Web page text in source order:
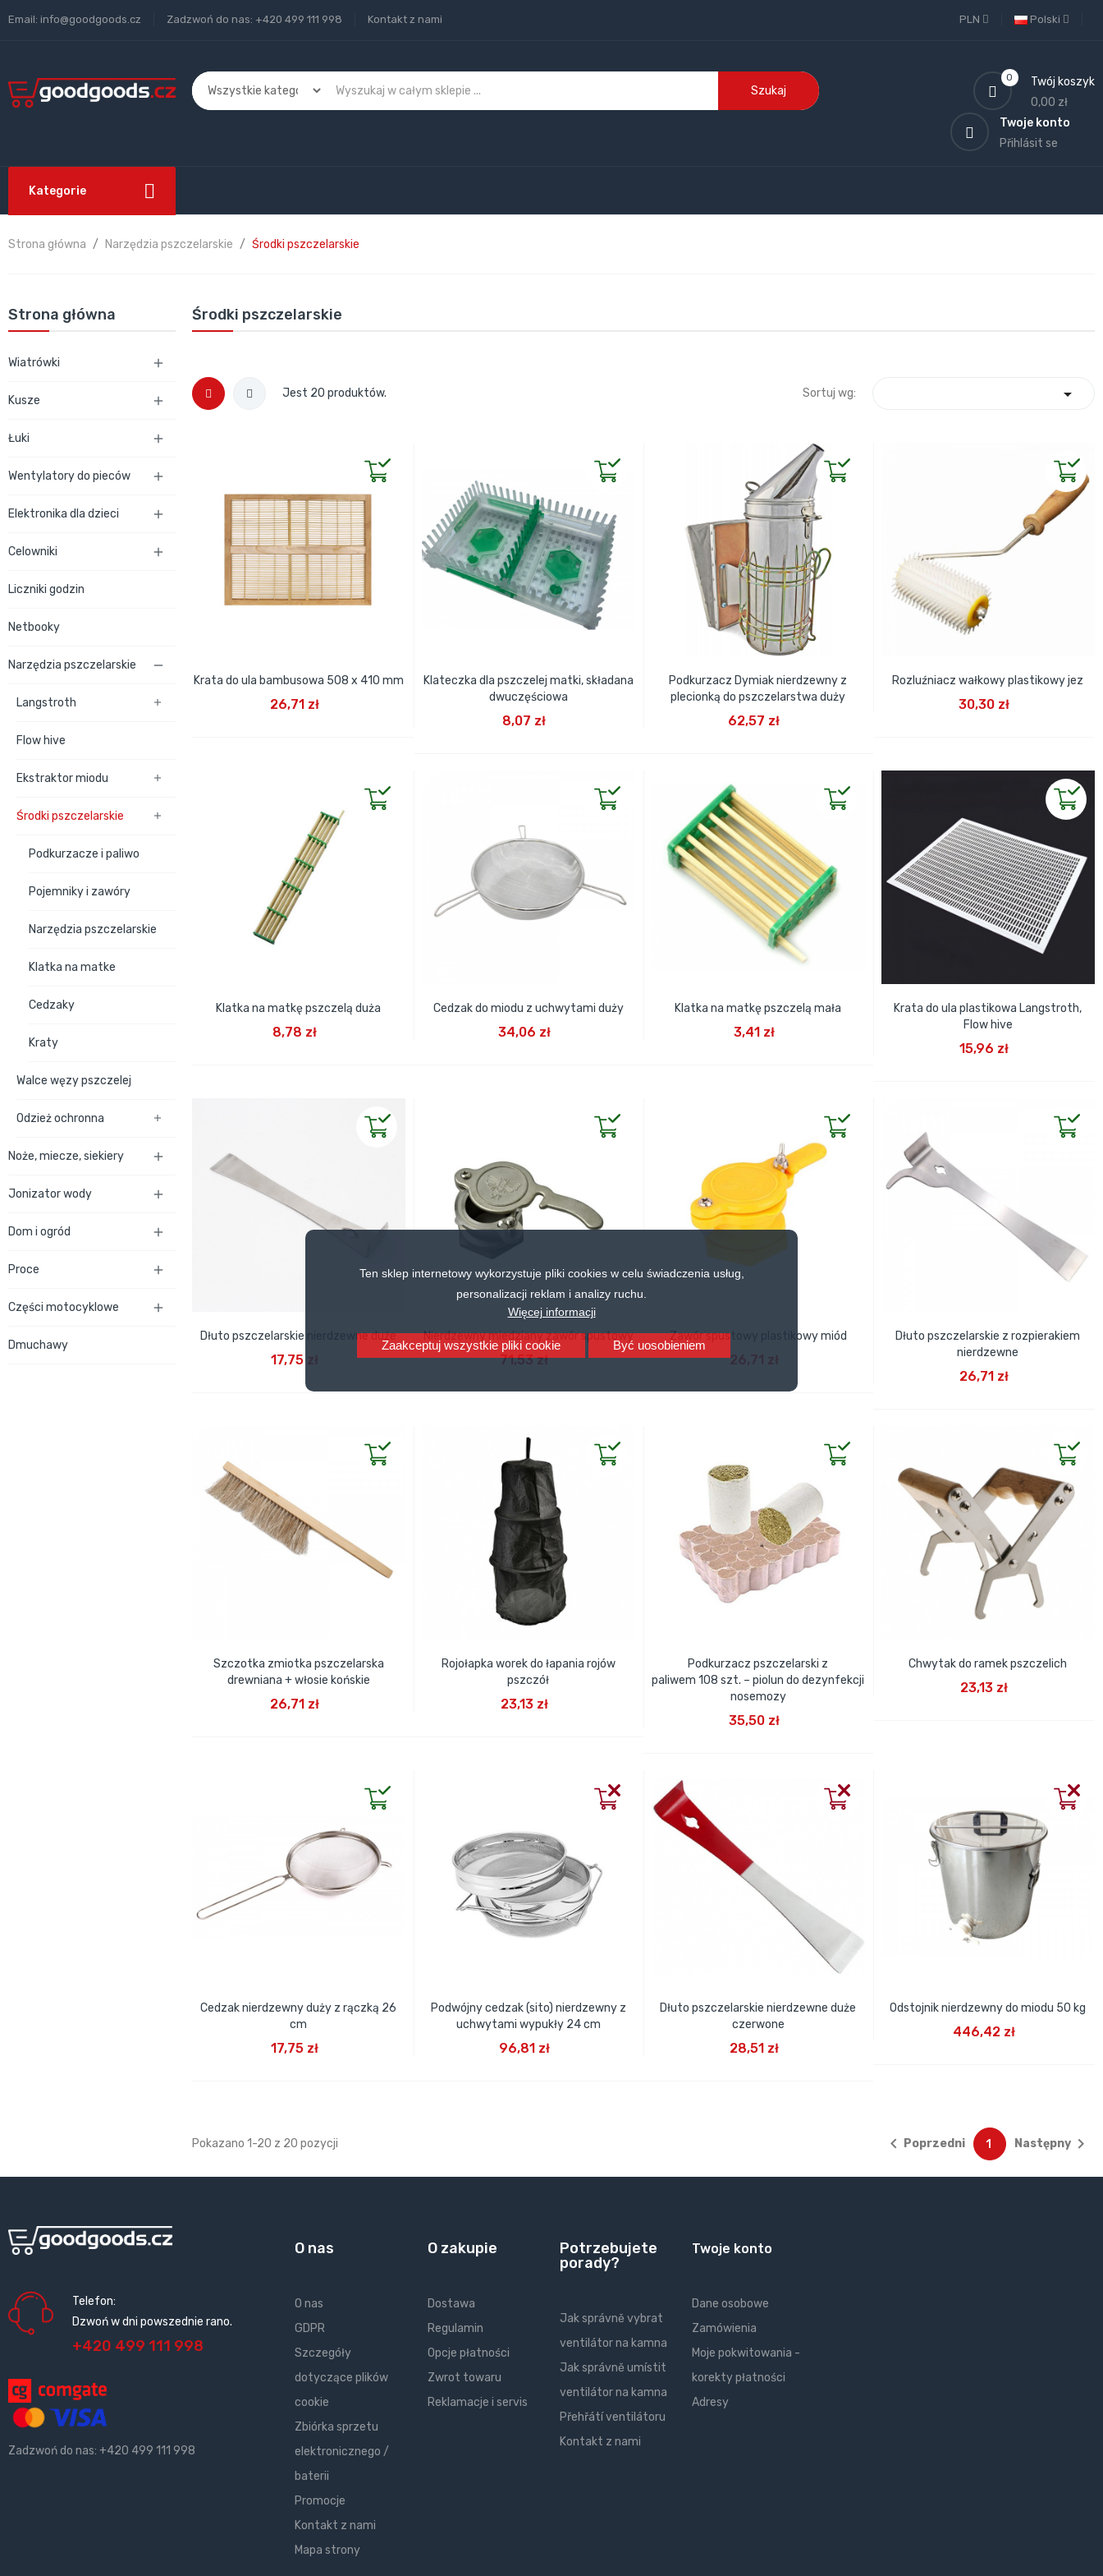
Ten sklep internetowy wykorzystuje pliki cookies w celu świadczenia usług,
personalizacji reklam i analizy ruchu.
Więcej informacji
Zaakceptuj wszystkie pliki cookie Być uosobieniem
Email: info@goodgoods.cz Zadzwoń do nas: +420 499 111 998 Kontakt z nami Polski
PLN
Szukaj
0
Twój koszyk
0,00 zł
Twoje konto
Přihlásit se
Kategorie
Strona główna Narzędzia pszczelarskie Środki pszczelarskie
Strona główna
Wiatrówki 
Kusze 
Łuki 
Wentylatory do pieców 
Elektronika dla dzieci 
Celowniki 
Liczniki godzin
Netbooky
Narzędzia pszczelarskie 
Langstroth 
Flow hive
Ekstraktor miodu 
Środki pszczelarskie 
Podkurzacze i paliwo
Pojemniky i zawóry
Narzędzia pszczelarskie
Klatka na matke
Cedzaky
Kraty
Walce węzy pszczelej
Odzież ochronna 
Noże, miecze, siekiery 
Jonizator wody 
Dom i ogród 
Proce 
Części motocyklowe 
Dmuchawy
Środki pszczelarskie
Jest 20 produktów. Sortuj wg: 
Krata do ula bambusowa 508 x 410 mm
26,71 zł
Klateczka dla pszczelej matki, składana
dwuczęściowa
8,07 zł
Podkurzacz Dymiak nierdzewny z
plecionką do pszczelarstwa duży
62,57 zł
Rozluźniacz wałkowy plastikowy jez
30,30 zł
Klatka na matkę pszczelą duża
8,78 zł
Cedzak do miodu z uchwytami duży
34,06 zł
Klatka na matkę pszczelą mała
3,41 zł
Krata do ula plastikowa Langstroth,
Flow hive
15,96 zł
Dłuto pszczelarskie nierdzewne duże
17,75 zł
Nierdzewny miedziany zawór spustowy
71,53 zł
DODAJ DO KOSZYKA
Zawór spustowy plastikowy miód
26,71 zł
Dłuto pszczelarskie z rozpierakiem
nierdzewne
26,71 zł
Szczotka zmiotka pszczelarska
drewniana + włosie końskie
26,71 zł
Rojołapka worek do łapania rojów
pszczół
23,13 zł
Podkurzacz pszczelarski z
paliwem 108 szt. – piolun do dezynfekcji
nosemozy
35,50 zł
Chwytak do ramek pszczelich
23,13 zł
Cedzak nierdzewny duży z rączką 26
cm
17,75 zł
Podwójny cedzak (sito) nierdzewny z
uchwytami wypukły 24 cm
96,81 zł
Dłuto pszczelarskie nierdzewne duże
czerwone
28,51 zł
Odstojnik nierdzewny do miodu 50 kg
446,42 zł
Pokazano 1-20 z 20 pozycji  Poprzedni 1 Następny
Telefon:
Dzwoń w dni powszednie rano.
+420 499 111 998
Zadzwoń do nas: +420 499 111 998
O nas
O nas
GDPR
Szczegóły
dotyczące plików
cookie
Zbiórka sprzetu
elektronicznego /
baterii
Promocje
Kontakt z nami
Mapa strony
O zakupie
Dostawa
Regulamin
Opcje płatności
Zwrot towaru
Reklamacje i servis
Potrzebujete
porady?
Jak správně vybrat
ventilátor na kamna
Jak správně umístit
ventilátor na kamna
Přehřátí ventilátoru
Kontakt z nami
Twoje konto
Dane osobowe
Zamówienia
Moje pokwitowania -
korekty płatności
Adresy